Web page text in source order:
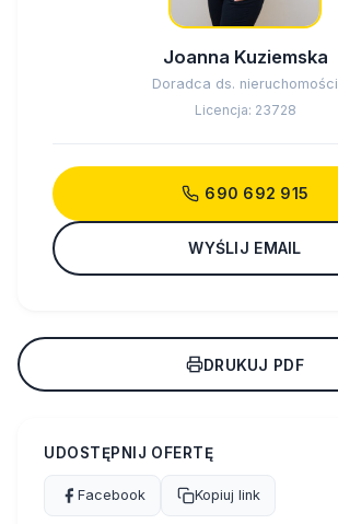
Joanna Kuziemska
Doradca ds. nieruchomości
Licencja: 23728
690 692 915
WYŚLIJ EMAIL
DRUKUJ PDF
UDOSTĘPNIJ OFERTĘ
Facebook Kopiuj link